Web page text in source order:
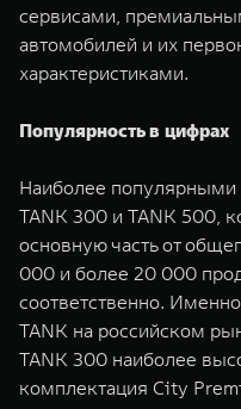
WEY 80
Масштаб возможностей
от 6 449 000 ₽
сервисами,
автомобилей и их
характеристиками.
Популярность в цифрах
Наиболее
TANK 300 и TANK 500,
основную часть от
000 и более 20 000
соответственно.
TANK на российском
TANK 300 наиболее
комплектация City